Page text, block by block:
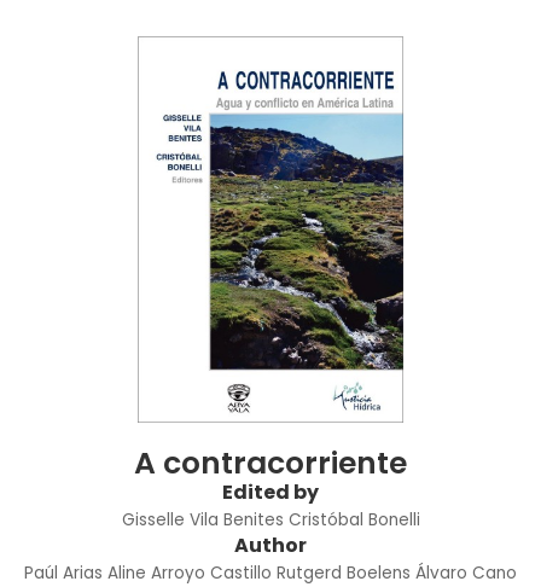
A contracorriente
Edited by
Gisselle Vila Benites Cristóbal Bonelli
Author
Paúl Arias Aline Arroyo Castillo Rutgerd Boelens Álvaro Cano